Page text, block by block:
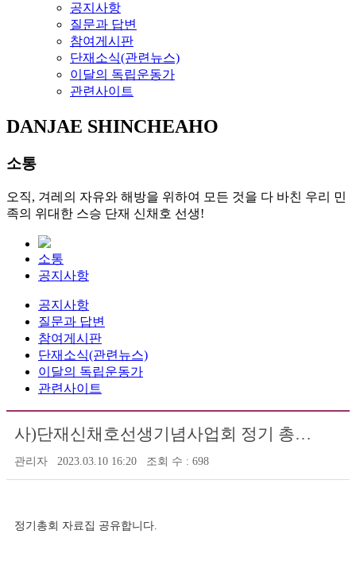
공지사항
질문과 답변
참여게시판
단재소식(관련뉴스)
이달의 독립운동가
관련사이트
DANJAE SHINCHEAHO
소통
오직, 겨레의 자유와 해방을 위하여 모든 것을 다 바친 우리 민
족의 위대한 스승 단재 신채호 선생!
소통
공지사항
공지사항
질문과 답변
참여게시판
단재소식(관련뉴스)
이달의 독립운동가
관련사이트
사)단재신채호선생기념사업회 정기 총회 자료집
관리자 2023.03.10 16:20 조회 수 : 698
정기총회 자료집 공유합니다.